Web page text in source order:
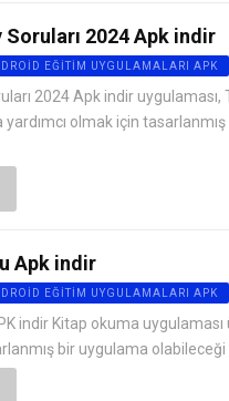
Soruları 2024 Apk indir
EĞITIM UYGULAMALARI APK
2024 Apk indir uygulaması,
yardımcı olmak için
Apk indir
EĞITIM UYGULAMALARI APK
indir Kitap okuma
bir uygulama olabileceği